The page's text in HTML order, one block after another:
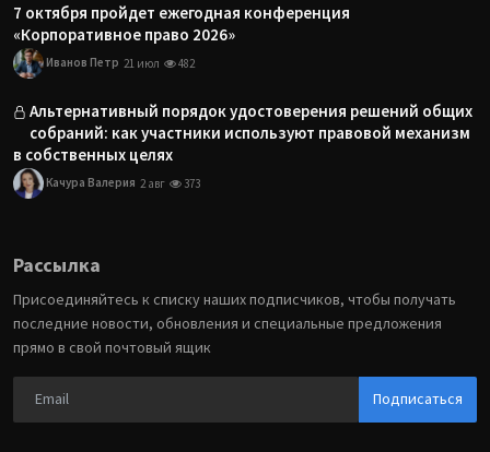
7 октября пройдет ежегодная конференция
«Корпоративное право 2026»
Иванов Петр 21 июл 482
Альтернативный порядок удостоверения решений общих
собраний: как участники используют правовой механизм
в собственных целях
Качура Валерия 2 авг 373
Рассылка
Присоединяйтесь к списку наших подписчиков, чтобы получать
последние новости, обновления и специальные предложения
прямо в свой почтовый ящик
Подписаться